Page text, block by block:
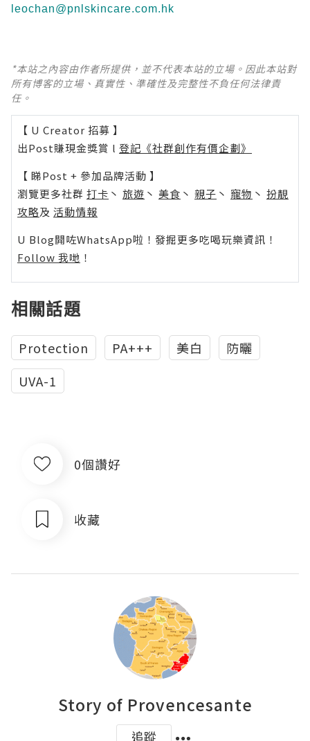
leochan@pnlskincare.com.hk
*本站之內容由作者所提供，並不代表本站的立場。因此本站對
所有博客的立場、真實性、準確性及完整性不負任何法律責
任。
【 U Creator 招募 】
出Post賺現金獎賞 l 登記《社群創作有價企劃》
【 睇Post + 參加品牌活動 】
瀏覽更多社群 打卡 丶 旅遊 丶 美食 丶 親子 丶 寵物 丶 扮靚
攻略及 活動情報
U Blog開咗WhatsApp啦！發掘更多吃喝玩樂資訊！
Follow 我哋 ！
相關話題
Protection PA+++ 美白
防曬
UVA-1
0個讚好
收藏
Story of Provencesante
追蹤